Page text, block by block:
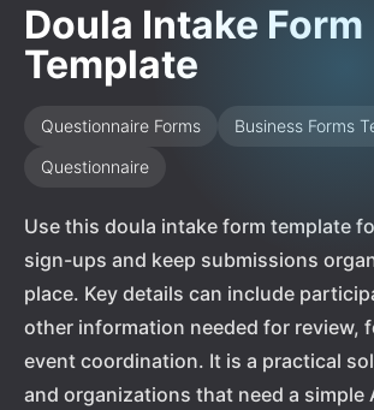
Doula Intake Form
Template
Questionnaire Forms
Business Forms
Questionnaire
Use this doula intake form template
sign-ups and keep submissions
place. Key details can include
other information needed for review,
event coordination. It is a practical
and organizations that need a simple